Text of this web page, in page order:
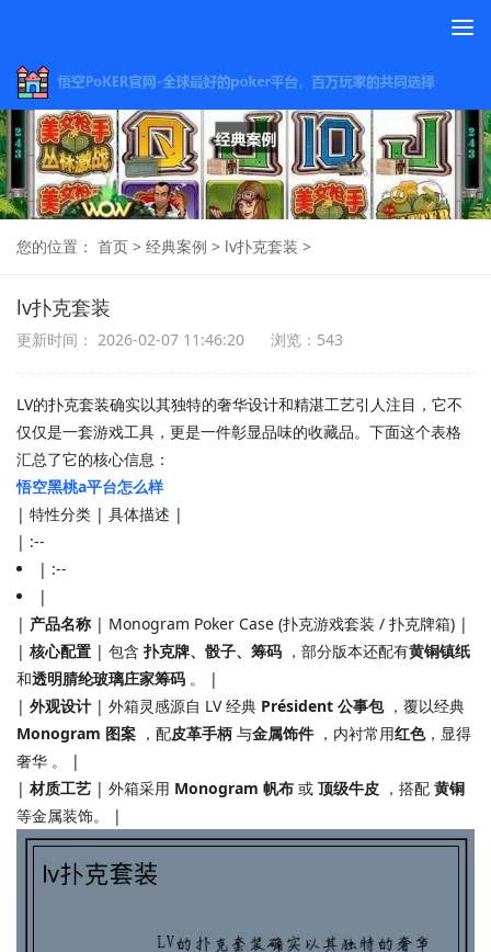
您的位置： 首页 > 经典案例 > lv扑克套装 >
lv扑克套装
更新时间： 2026-02-07 11:46:20 浏览：543
LV的扑克套装确实以其独特的奢华设计和精湛工艺引人注目，它不
仅仅是一套游戏工具，更是一件彰显品味的收藏品。下面这个表格
汇总了它的核心信息：
悟空黑桃a平台怎么样
| 特性分类 | 具体描述 |
| :--
| :--
|
| 产品名称 | Monogram Poker Case (扑克游戏套装 / 扑克牌箱) |
| 核心配置 | 包含 扑克牌、骰子、筹码 ，部分版本还配有黄铜镇纸
和透明腈纶玻璃庄家筹码 。 |
| 外观设计 | 外箱灵感源自 LV 经典 Président 公事包，覆以经典
Monogram 图案 ，配皮革手柄 与金属饰件 ，内衬常用红色，显得
奢华 。 |
| 材质工艺 | 外箱采用 Monogram 帆布 或 顶级牛皮 ，搭配 黄铜
等金属装饰。 |